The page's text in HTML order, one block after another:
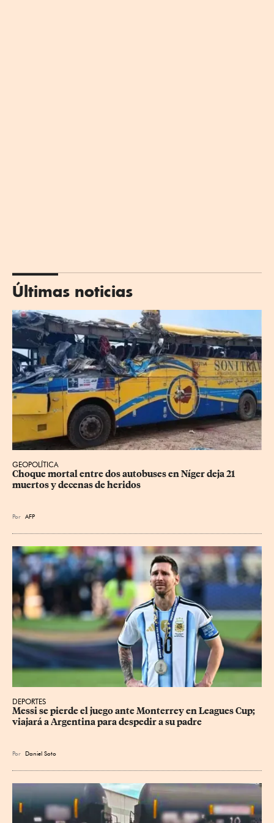
Últimas noticias
GEOPOLÍTICA
Choque mortal entre dos autobuses en Níger deja 21
muertos y decenas de heridos
Por AFP
DEPORTES
Messi se pierde el juego ante Monterrey en Leagues Cup;
viajará a Argentina para despedir a su padre
Por Daniel Soto